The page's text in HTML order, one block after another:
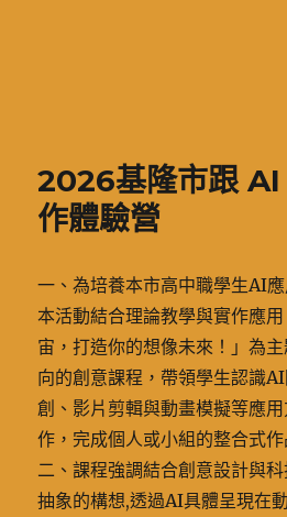
2026基隆市跟 AI
作體驗營
一、為培養本市高中職學生AI
本活動結合理論教學與實作應
宙，打造你的想像未來！」為
向的創意課程，帶領學生認識
創、影片剪輯與動畫模擬等應
作，完成個人或小組的整合式作
二、課程強調結合創意設計與
抽象的構想,透過AI具體呈現在